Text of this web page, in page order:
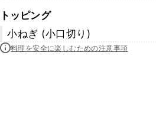
トッピング
小ねぎ (小口切り)
料理を安全に楽しむための注意事項